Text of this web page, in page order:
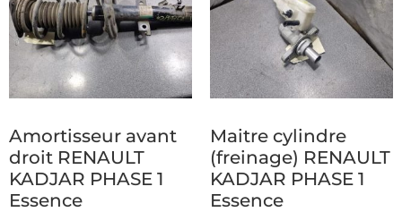
Amortisseur avant
droit RENAULT
KADJAR PHASE 1
Essence
Maitre cylindre
(freinage) RENAULT
KADJAR PHASE 1
Essence